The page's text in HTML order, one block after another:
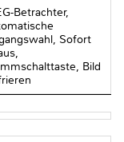
Betrachter,
Sofort
Bild